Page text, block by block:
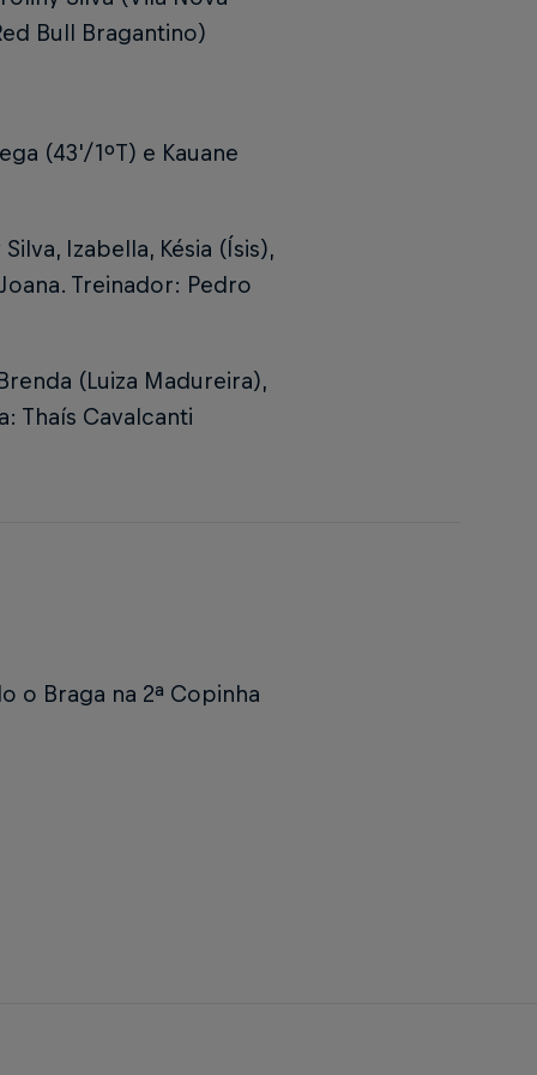
Bull Bragantino)
(43'/1ºT) e Kauane
Izabella, Késia (Ísis),
Treinador: Pedro
(Luiza Madureira),
Thaís Cavalcanti
o Braga na 2ª Copinha